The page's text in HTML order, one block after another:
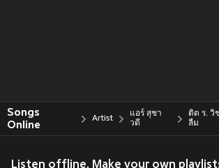
Songs
Online
Artist
แอร์ สุชา
วดี
ติด ร. วิ
ลืม
Listen offline. Make your own